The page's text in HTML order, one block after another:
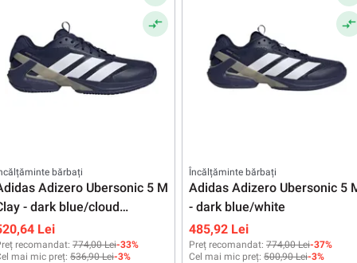
bărbați
Adizero Ubersonic 5 M
- dark blue/cloud
cyber metallic
Lei
recomandat: 774,00 Lei-33%
mai mic preț: 536,90 Lei-3%
Încălțăminte bărbați
Adidas Adizero Ubersonic 5
- dark blue/white
485,92 Lei
Preț recomandat: 774,00 Lei-37%
Cel mai mic preț: 500,90 Lei-3%